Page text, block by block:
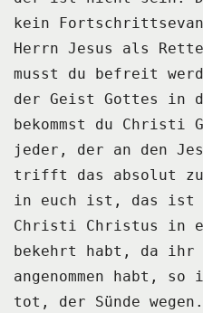
kein
Herrn Jesus als
musst du befreit
der Geist Gottes in
bekommst du Christi
jeder, der an den
trifft das absolut
in euch ist, das ist
Christi Christus in
bekehrt habt, da
angenommen habt,
so
tot, der Sünde wegen.